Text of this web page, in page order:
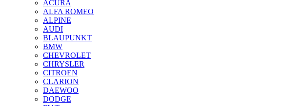
ACURA
ALFA ROMEO
ALPINE
AUDI
BLAUPUNKT
BMW
CHEVROLET
CHRYSLER
CITROEN
CLARION
DAEWOO
DODGE